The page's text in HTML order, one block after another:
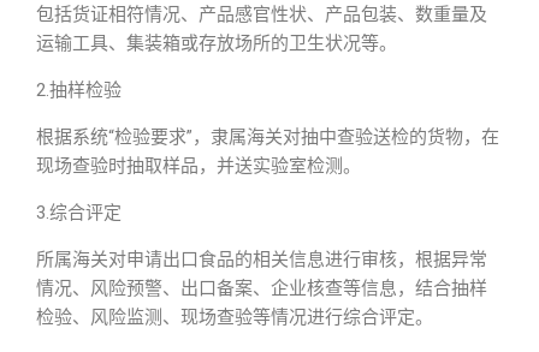
包括货证相符情况、产品感官性状、产品包装、数重量及
运输工具、集装箱或存放场所的卫生状况等。
2.抽样检验
根据系统“检验要求”，隶属海关对抽中查验送检的货物，在
现场查验时抽取样品，并送实验室检测。
3.综合评定
所属海关对申请出口食品的相关信息进行审核，根据异常
情况、风险预警、出口备案、企业核查等信息，结合抽样
检验、风险监测、现场查验等情况进行综合评定。